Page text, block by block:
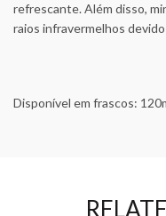
refrescante. Além disso,
raios infravermelhos
Disponível em frascos: